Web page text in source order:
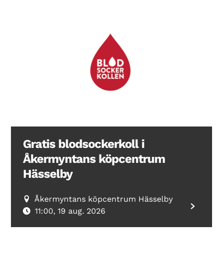
Gratis blodsockerkoll i
Åkermyntans köpcentrum
Hässelby
Åkermyntans köpcentrum Hässelby
11:00, 19 aug. 2026